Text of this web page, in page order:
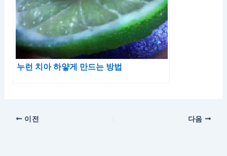
누런 치아 하얗게 만드는 방법
이전 다음